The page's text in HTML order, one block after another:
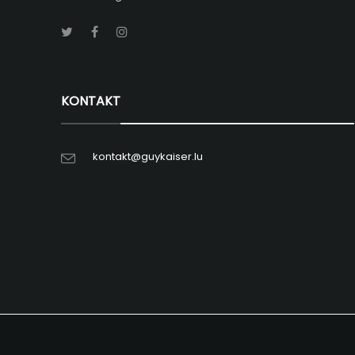
KONTAKT
kontakt@guykaiser.lu